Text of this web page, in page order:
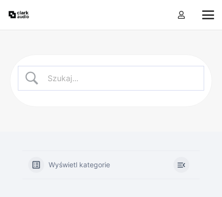
Wyświetl kategorie